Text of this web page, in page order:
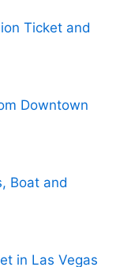
Ticket and
Downtown
Boat and
in Las Vegas